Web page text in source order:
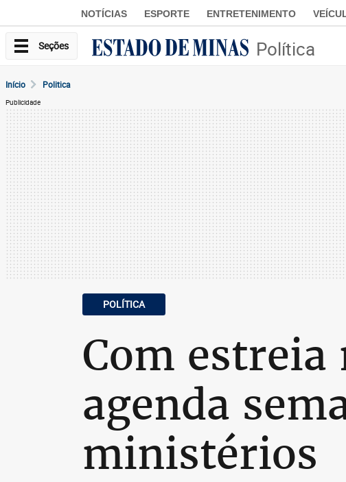
NOTÍCIAS ESPORTE ENTRETENIMENTO
Seções Política
Início Politica
Publicidade
POLÍTICA
Com estreia
agenda
ministérios